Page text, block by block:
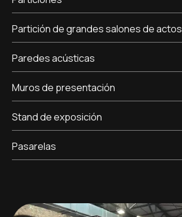
Partición de grandes salones de actos
Paredes acústicas
Muros de presentación
Stand de exposición
Pasarelas